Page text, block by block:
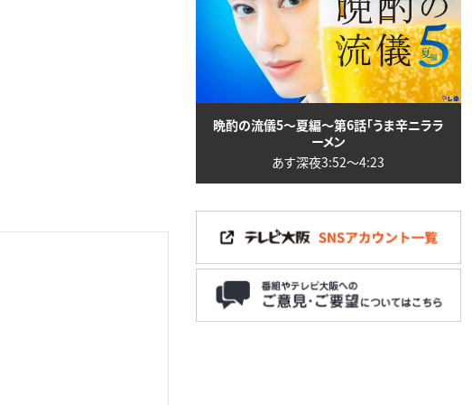
晩酌の流儀5～夏編～第6話「うま辛ニララ
ーメン
あす深夜3:52〜4:23